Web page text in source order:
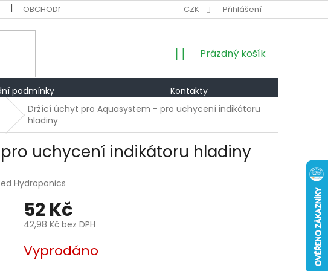
OBCHODNÍ PODMÍNKY VÝMĚNA A VRÁCENÍ PODMÍNKY OCHRANY
CZK Přihlášení
NÁKUPNÍ
Prázdný košík
podmínky
Kontakty
Držící úchyt pro Aquasystem - pro uchycení indikátoru
hladiny
uchycení indikátoru hladiny
Hydroponics
52 Kč
42,98 Kč bez DPH
cena:
Vyprodáno